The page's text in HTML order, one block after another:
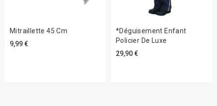
Mitraillette 45 Cm
9,99 €
*Déguisement Enfant
Policier De Luxe
29,90 €